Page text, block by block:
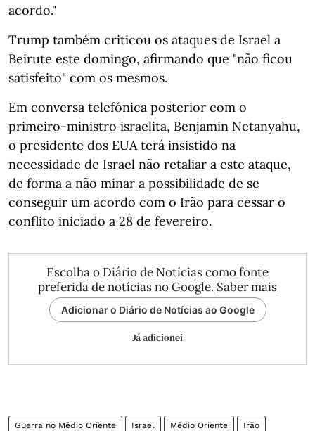
acordo."
Trump também criticou os ataques de Israel a
Beirute este domingo, afirmando que "não ficou
satisfeito" com os mesmos.
Em conversa telefónica posterior com o
primeiro-ministro israelita, Benjamin Netanyahu,
o presidente dos EUA terá insistido na
necessidade de Israel não retaliar a este ataque,
de forma a não minar a possibilidade de se
conseguir um acordo com o Irão para cessar o
conflito iniciado a 28 de fevereiro.
Escolha o Diário de Notícias como fonte
preferida de notícias no Google. Saber mais
Adicionar o Diário de Notícias ao Google
Já adicionei
Guerra no Médio Oriente Israel Médio Oriente Irão